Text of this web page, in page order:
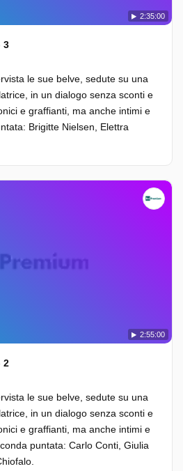
2:35:00
3
le sue belve, sedute su una
in un dialogo senza sconti e
e graffianti, ma anche intimi e
Brigitte Nielsen, Elettra
2:55:00
2
le sue belve, sedute su una
in un dialogo senza sconti e
e graffianti, ma anche intimi e
puntata: Carlo Conti, Giulia